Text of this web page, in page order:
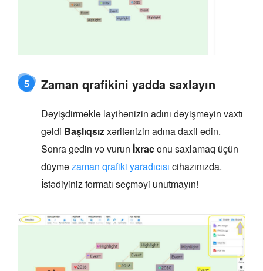
5 Zaman qrafikini yadda saxlayın
Dəyişdirməklə layihənizin adını dəyişməyin vaxtı
gəldi Başlıqsızxəritənizin adına daxil edin.
Sonra gedin və vurun İxraconu saxlamaq üçün
düyməzaman qrafiki yaradıcısı cihazınızda.
İstədiyiniz formatı seçməyi unutmayın!